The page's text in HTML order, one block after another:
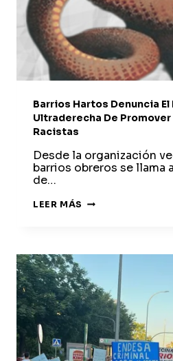
Barrios Hartos Denuncia El
Ultraderecha De
Racistas
Desde la organización
barrios obreros se llama
de…
LEER MÁS BARRIOS
ULTRADERECHA
DE
PROMOVER
DISTURBIOS
RACISTAS